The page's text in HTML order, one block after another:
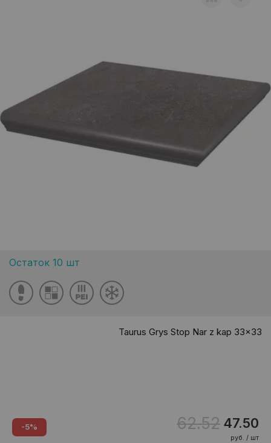
Остаток 10 шт
Taurus Grys Stop Nar z kap 33x33
-5% 62.52 47.50
руб. / шт